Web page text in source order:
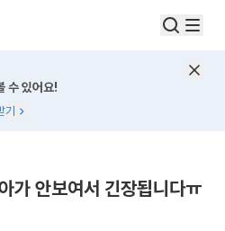
수 있어요!
기
가 안보여서 긴장됩니다ㅠ